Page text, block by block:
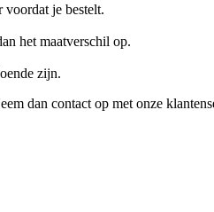
voordat je bestelt.
het maatverschil op.
zijn.
dan contact op met onze